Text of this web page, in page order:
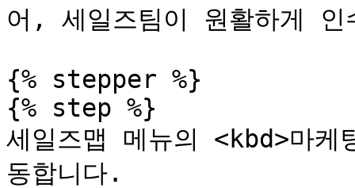
어, 세일즈팀이 원활하게
{% stepper %}
{% step %}
세일즈맵 메뉴의 <kbd>마
동합니다.